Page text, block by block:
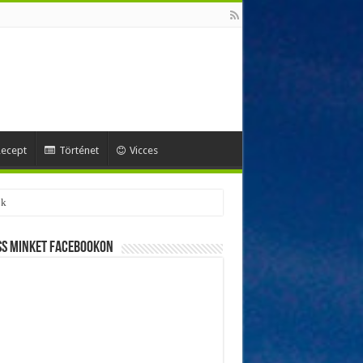
Történet Vicces
minket Facebookon